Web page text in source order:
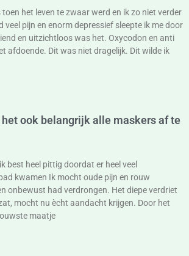
het leven te zwaar werd en ik zo niet verder
pijn en enorm depressief sleepte ik me door
en uitzichtloos was het. Oxycodon en anti
afdoende. Dit was niet dragelijk. Dit wilde ik
ook belangrijk alle maskers af te
best heel pittig doordat er heel veel
kwamen Ik mocht oude pijn en rouw
onbewust had verdrongen. Het diepe verdriet
mocht nu ècht aandacht krijgen. Door het
maatje